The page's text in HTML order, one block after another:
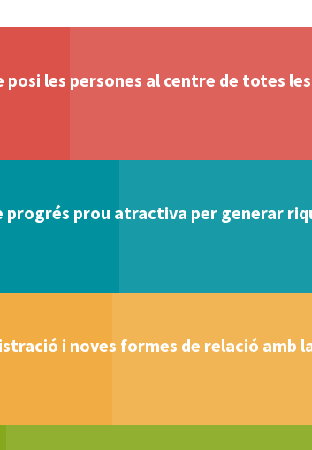
les persones al centre de totes
prou atractiva per generar
i noves formes de relació amb